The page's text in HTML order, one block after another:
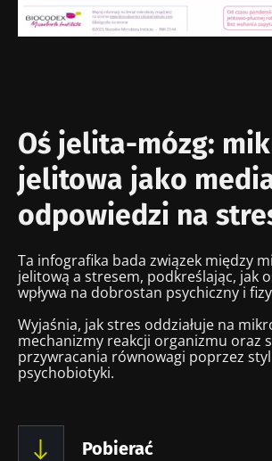
Oś jelita-mózg:
jelitowa jako
odpowiedzi na
Ta infografika bada związek między
jelitową a stresem, podkreślając, jak
wpływa na dobrostan psychiczny i
Wyjaśnia, jak stres oddziałuje na
mechanizmy reakcji organizmu oraz
przywracania równowagi poprzez
psychobiotyki.
Pobierać